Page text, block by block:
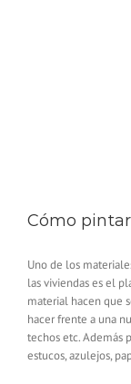
Cómo
Uno de los
las viviendas es el
material hacen que
hacer frente a una
techos etc. Además
estucos, azulejos,